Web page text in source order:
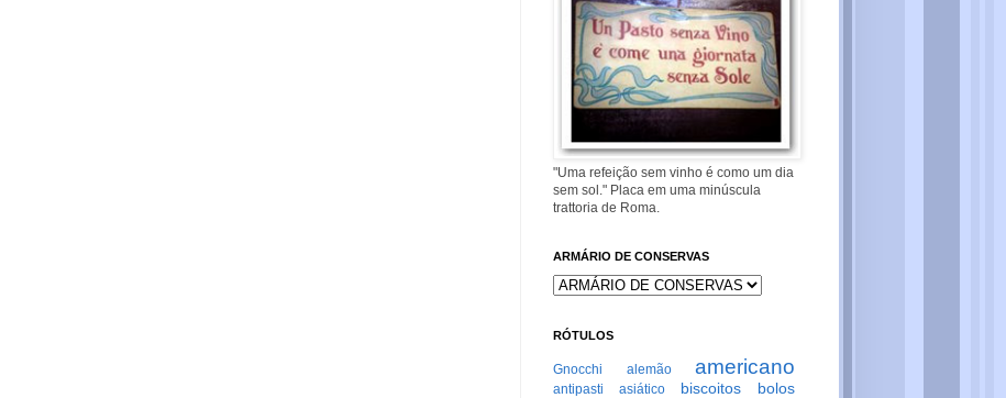
"Uma refeição sem vinho é como um dia
sem sol." Placa em uma minúscula
trattoria de Roma.
ARMÁRIO DE CONSERVAS
RÓTULOS
Gnocchi alemão americano
antipasti asiático biscoitos
bolos